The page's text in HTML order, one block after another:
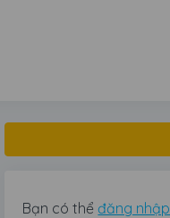
Bạn có thểđăng nhập